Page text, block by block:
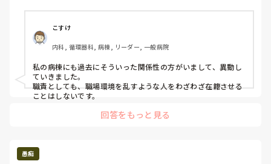
人事異動って、そんなゴネたら早々に異動できるものなので
しょうか？
私との関係性は悪いのに、今いる病棟への執着が酷くてとに
かく異動したくない。ここがいいと先輩は駄々こねてます。
こすけ
内科, 循環器科, 病棟, リーダー, 一般病院
私の病棟にも過去にそういった関係性の方がいまして、異動し
ていきました。
職責としても、職場環境を乱すような人をわざわざ在籍させる
ことはしないです。
回答をもっと見る
愚痴